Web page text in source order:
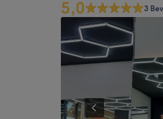
5,0 3